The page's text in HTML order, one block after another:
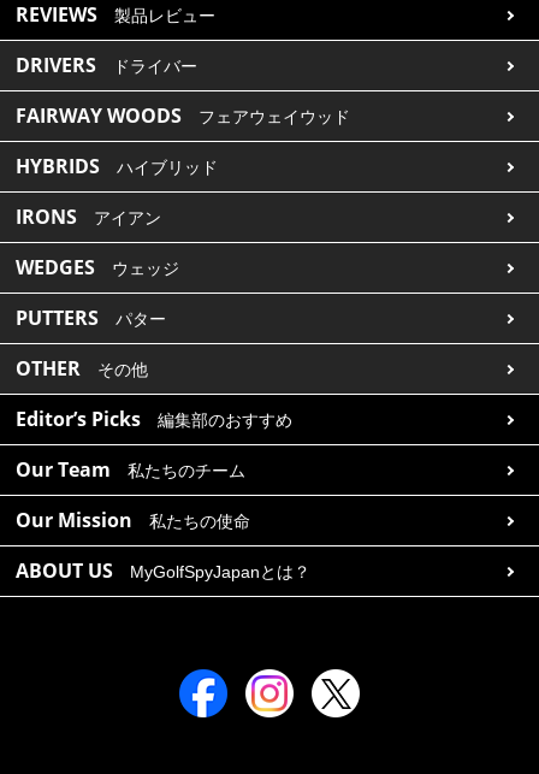
REVIEWS 製品レビュー
DRIVERS ドライバー
FAIRWAY WOODS フェアウェイウッド
HYBRIDS ハイブリッド
IRONS アイアン
WEDGES ウェッジ
PUTTERS パター
OTHER その他
Editor’s Picks 編集部のおすすめ
Our Team 私たちのチーム
Our Mission 私たちの使命
ABOUT US MyGolfSpyJapanとは？